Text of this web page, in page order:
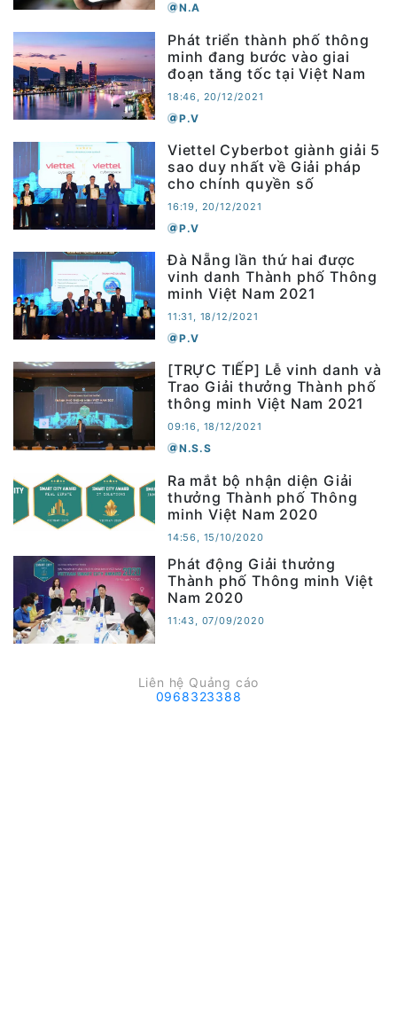
N.A
Phát triển thành phố thông
minh đang bước vào giai
đoạn tăng tốc tại Việt Nam
18:46, 20/12/2021
P.V
Viettel Cyberbot giành giải 5
sao duy nhất về Giải pháp
cho chính quyền số
16:19, 20/12/2021
P.V
Đà Nẵng lần thứ hai được
vinh danh Thành phố Thông
minh Việt Nam 2021
11:31, 18/12/2021
P.V
[TRỰC TIẾP] Lễ vinh danh và
Trao Giải thưởng Thành phố
thông minh Việt Nam 2021
09:16, 18/12/2021
N.S.S
Ra mắt bộ nhận diện Giải
thưởng Thành phố Thông
minh Việt Nam 2020
14:56, 15/10/2020
Phát động Giải thưởng
Thành phố Thông minh Việt
Nam 2020
11:43, 07/09/2020
Liên hệ Quảng cáo
0968323388